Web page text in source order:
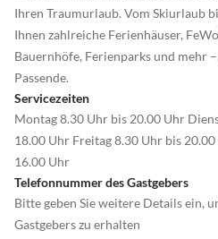
Ihren Traumurlaub. Vom Skiurlaub
Ihnen zahlreiche Ferienhäuser,
Bauernhöfe, Ferienparks und mehr
Passende.
Servicezeiten
Montag 8.30 Uhr bis 20.00 Uhr
18.00 Uhr Freitag 8.30 Uhr bis
16.00 Uhr
Telefonnummer des Gastgebers
Bitte geben Sie weitere Details ein,
Gastgebers zu erhalten